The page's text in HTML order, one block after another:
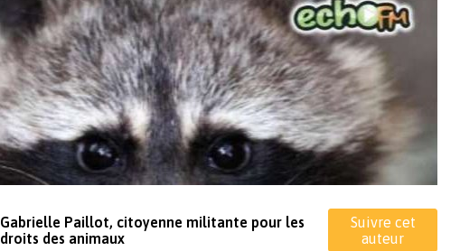
Gabrielle Paillot, citoyenne militante pour les
droits des animaux
Suivre cet
auteur